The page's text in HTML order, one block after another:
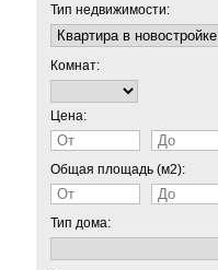
Тип недвижимости:
Комнат:
Цена:
Общая площадь (м2):
Тип дома: